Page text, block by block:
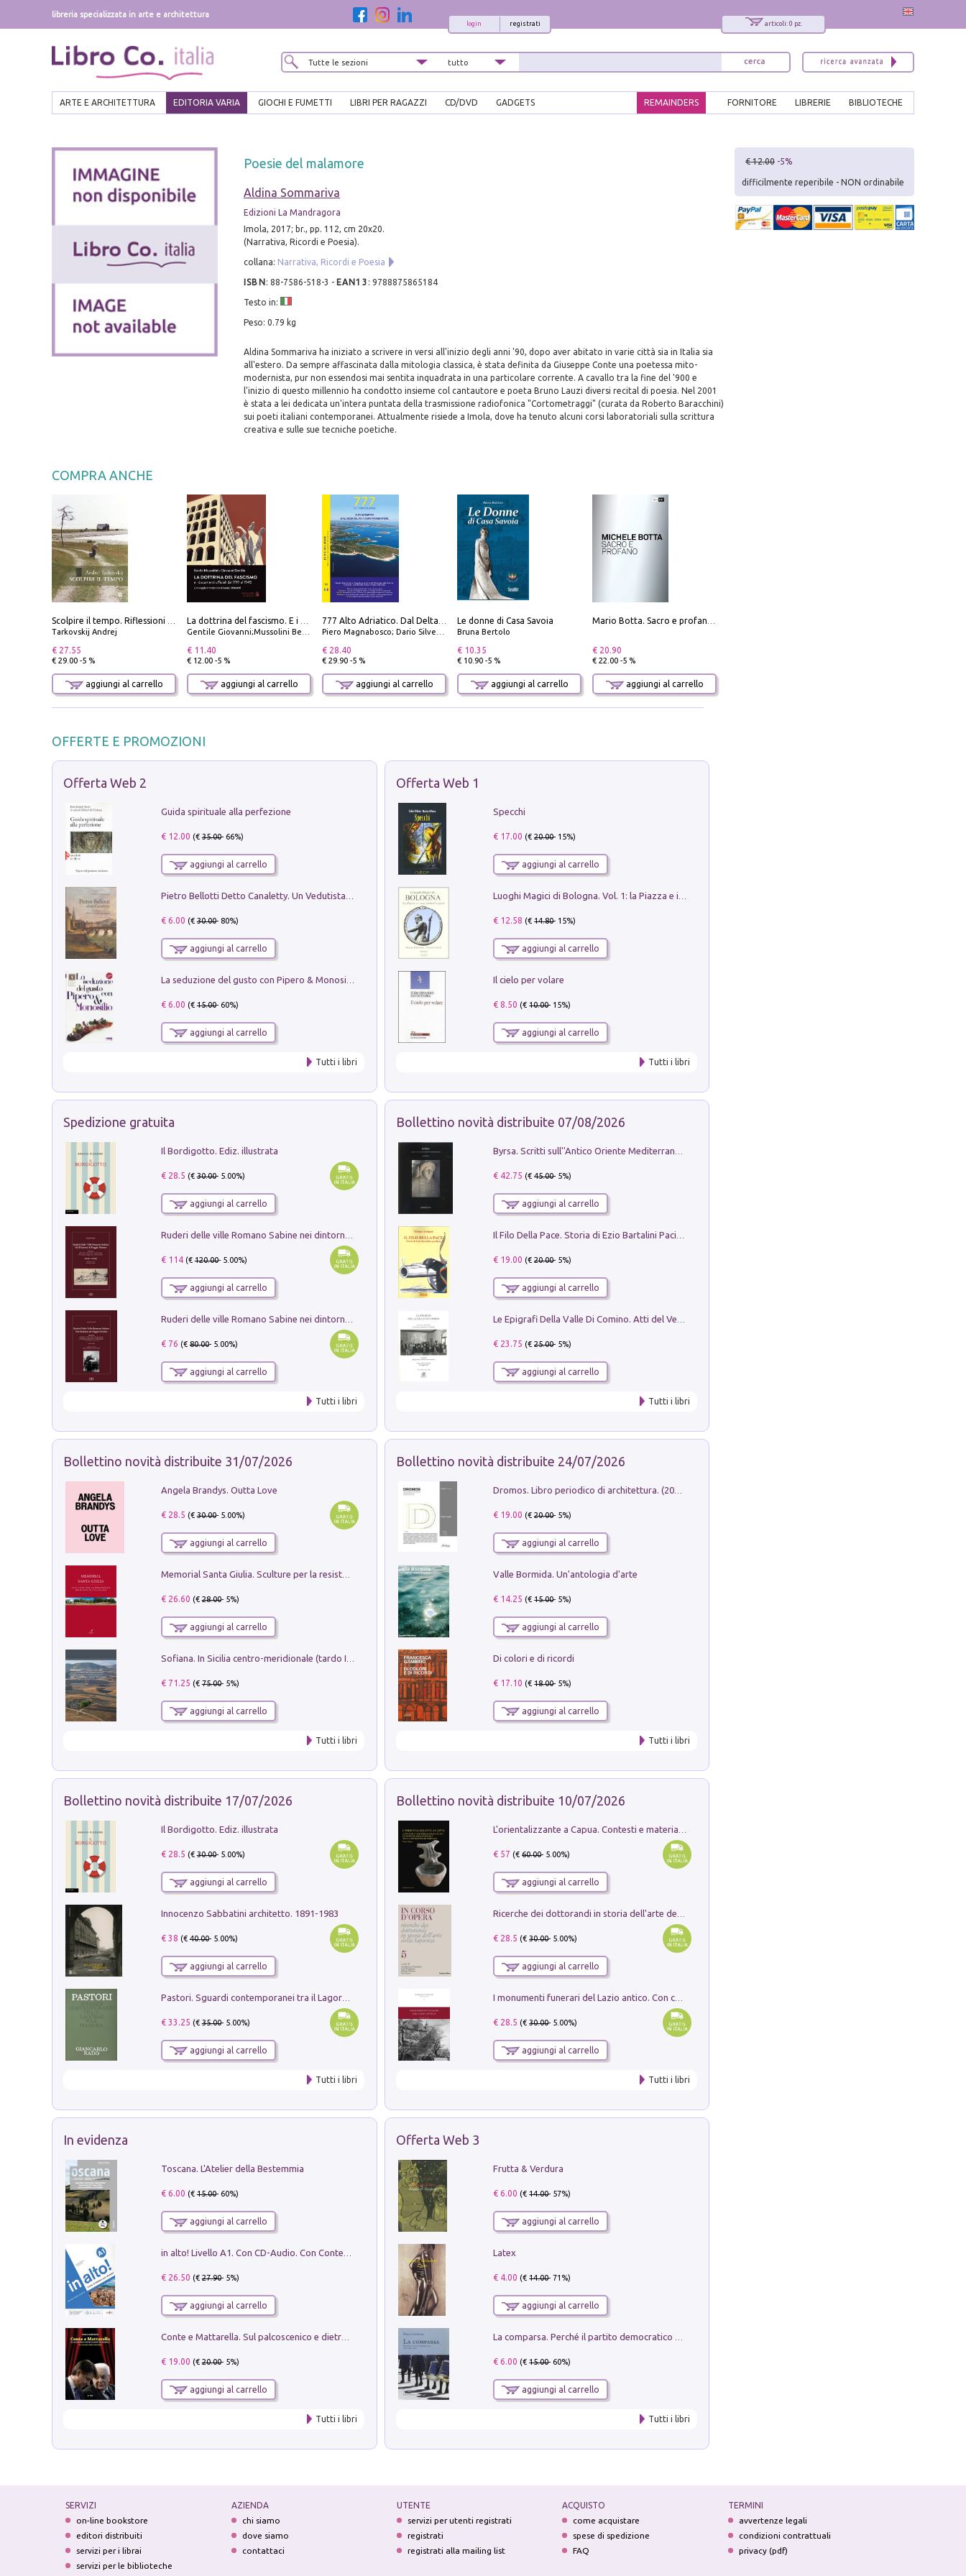
libreria specializzata in arte e architettura
articoli: 0 pz.
registrati
login
ARTE E ARCHITETTURA EDITORIA VARIA GIOCHI E FUMETTI LIBRI PER RAGAZZI CD/DVD GADGETS BIBLIOTECHE
LIBRERIE
FORNITORE
REMAINDERS
Poesie del malamore
Aldina Sommariva
Edizioni La Mandragora
Imola, 2017; br., pp. 112, cm 20x20.
(Narrativa, Ricordi e Poesia).
collana: Narrativa, Ricordi e Poesia
ISBN : 88-7586-518-3 - EAN13 : 9788875865184
Testo in:
Peso: 0.79 kg
Aldina Sommariva ha iniziato a scrivere in versi all'inizio degli anni '90, dopo aver abitato in varie città sia in Italia sia
all'estero. Da sempre affascinata dalla mitologia classica, è stata definita da Giuseppe Conte una poetessa mito-
modernista, pur non essendosi mai sentita inquadrata in una particolare corrente. A cavallo tra la fine del '900 e
l'inizio di questo millennio ha condotto insieme col cantautore e poeta Bruno Lauzi diversi recital di poesia. Nel 2001
è stata a lei dedicata un'intera puntata della trasmissione radiofonica "Cortometraggi" (curata da Roberto Baracchini)
sui poeti italiani contemporanei. Attualmente risiede a Imola, dove ha tenuto alcuni corsi laboratoriali sulla scrittura
creativa e sulle sue tecniche poetiche.
COMPRA ANCHE
Tarkovskij Andrej
€ 27.55
€ 29.00 -5 %
aggiungi al carrello
Gentile Giovanni;Mussolini Benito
€ 11.40
€ 12.00 -5 %
aggiungi al carrello
Piero Magnabosco; Dario Silvestro; Marco Sbrizzi
€ 28.40
€ 29.90 -5 %
aggiungi al carrello
Le donne di Casa Savoia
Bruna Bertolo
€ 10.35
€ 10.90 -5 %
aggiungi al carrello
€ 20.90
€ 22.00 -5 %
aggiungi al carrello
OFFERTE E PROMOZIONI
Offerta Web 2
Guida spirituale alla perfezione
€ 12.00 (€35.00- 66%)
aggiungi al carrello
€ 6.00 (€30.00- 80%)
aggiungi al carrello
€ 6.00 (€15.00- 60%)
aggiungi al carrello
Tutti i libri
Offerta Web 1
Specchi
€ 17.00 (€20.00- 15%)
aggiungi al carrello
€ 12.58 (€14.80- 15%)
aggiungi al carrello
Il cielo per volare
€ 8.50 (€10.00- 15%)
aggiungi al carrello
Tutti i libri
Spedizione gratuita
Il Bordigotto. Ediz. illustrata
€ 28.5 (€30.00- 5.00%)
aggiungi al carrello
€ 114(€120.00- 5.00%)
aggiungi al carrello
€ 76 (€80.00- 5.00%)
aggiungi al carrello
Tutti i libri
Bollettino novità distribuite 07/08/2026
€ 42.75 (€45.00- 5%)
aggiungi al carrello
€ 19.00 (€20.00- 5%)
aggiungi al carrello
€ 23.75 (€25.00- 5%)
aggiungi al carrello
Tutti i libri
Bollettino novità distribuite 31/07/2026
Angela Brandys. Outta Love
€ 28.5 (€30.00- 5.00%)
aggiungi al carrello
Memorial Santa Giulia. Sculture per la resistenza Monchio di Palagano
€ 26.60 (€28.00- 5%)
aggiungi al carrello
€ 71.25 (€75.00- 5%)
aggiungi al carrello
Tutti i libri
Bollettino novità distribuite 24/07/2026
€ 19.00 (€20.00- 5%)
aggiungi al carrello
Valle Bormida. Un'antologia d'arte
€ 14.25 (€15.00- 5%)
aggiungi al carrello
Di colori e di ricordi
€ 17.10 (€18.00- 5%)
aggiungi al carrello
Tutti i libri
Bollettino novità distribuite 17/07/2026
Il Bordigotto. Ediz. illustrata
€ 28.5 (€30.00- 5.00%)
aggiungi al carrello
Innocenzo Sabbatini architetto. 1891-1983
€ 38 (€40.00- 5.00%)
aggiungi al carrello
Pastori. Sguardi contemporanei tra il Lagorai e la pianura. Ediz. illustrata
€ 33.25 (€35.00- 5.00%)
aggiungi al carrello
Tutti i libri
Bollettino novità distribuite 10/07/2026
€ 57 (€60.00- 5.00%)
aggiungi al carrello
€ 28.5 (€30.00- 5.00%)
aggiungi al carrello
€ 28.5 (€30.00- 5.00%)
aggiungi al carrello
Tutti i libri
In evidenza
Toscana. L'Atelier della Bestemmia
€ 6.00 (€15.00- 60%)
aggiungi al carrello
€ 26.50 (€27.90- 5%)
aggiungi al carrello
Conte e Mattarella. Sul palcoscenico e dietro le quinte del Quirinale. Un racconto sulle istituzioni
€ 19.00 (€20.00- 5%)
aggiungi al carrello
Tutti i libri
Offerta Web 3
Frutta & Verdura
€ 6.00 (€14.00- 57%)
aggiungi al carrello
Latex
€ 4.00 (€14.00- 71%)
aggiungi al carrello
€ 6.00 (€15.00- 60%)
aggiungi al carrello
Tutti i libri
€ 12.00 -5%
difficilmente reperibile - NON ordinabile
SERVIZI
on-line bookstore
editori distribuiti
servizi per i librai
servizi per le biblioteche
AZIENDA
chi siamo
dove siamo
contattaci
UTENTE
servizi per utenti registrati
registrati
registrati alla mailing list
ACQUISTO
come acquistare
spese di spedizione
FAQ
TERMINI
avvertenze legali
condizioni contrattuali
privacy (pdf)
x
Allora iscriviti alla nostra newsletter!
Sarai informato delle nostre novità, potrai
comunque cancellarti quando desideri.